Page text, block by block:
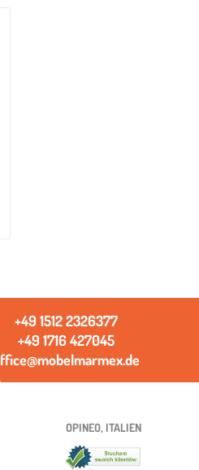
+49 1512 2326377
+49 1716 427045
OPINEO, ITALIEN